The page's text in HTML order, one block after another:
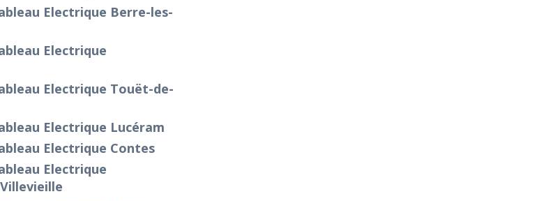
Electrique Berre-les-
Electrique
Electrique Touët-de-
Electrique Lucéram
Electrique Contes
Electrique